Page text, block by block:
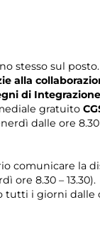
stesso sul posto.
alla
di
gratuito
dalle ore 8.30
comunicare la
ore 8.30 – 13.30).
i giorni dalle